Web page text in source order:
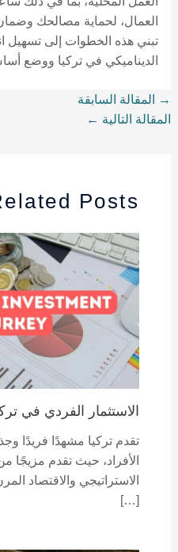
العمال، لحماية مصالحك
تبني هذه الخطوات إلى
الديناميكي في تركيا ووضع
→
المقالة السابقة
المقالة التالية ←
Posts
الاستثمار الفردي في
تقدم تركيا مشهدًا فريدًا
الأفراد، حيث تقدم مزيجًا
الاستراتيجي والاقتصاد
[…]